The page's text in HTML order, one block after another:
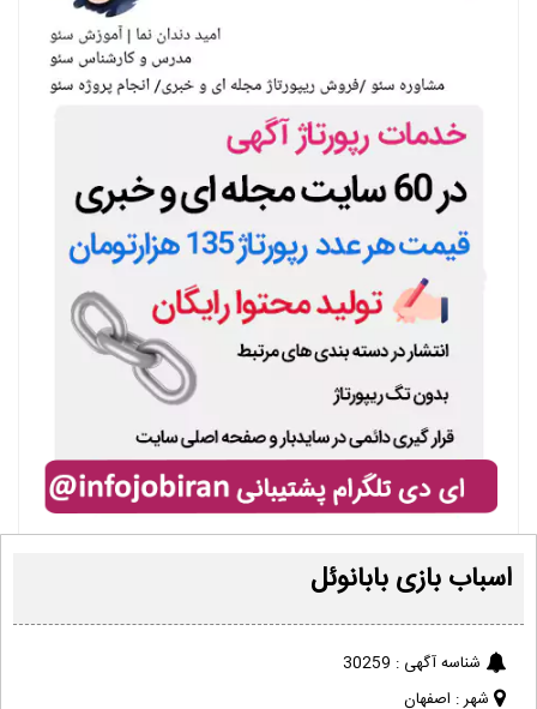
اسباب بازی بابانوئل
شناسه آگهی : 30259
شهر : اصفهان